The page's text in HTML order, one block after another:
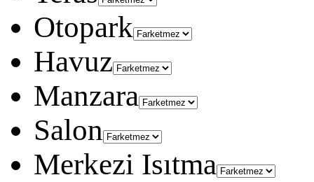
Otopark
Havuz
Manzara
Salon
Merkezi Isıtma